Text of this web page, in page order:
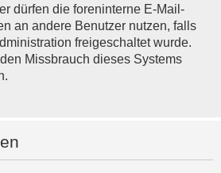
dürfen die foreninterne E-Mail-
an andere Benutzer nutzen, falls
freigeschaltet wurde.
Missbrauch dieses Systems